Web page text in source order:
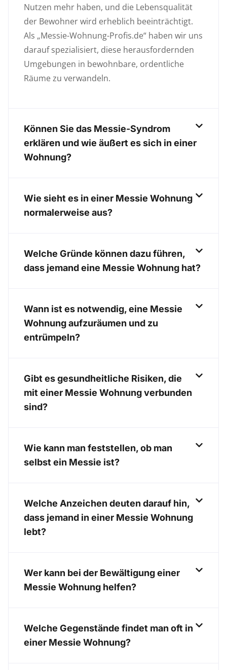
Nutzen mehr haben, und die Lebensqualität
der Bewohner wird erheblich beeinträchtigt.
Als „Messie-Wohnung-Profis.de“ haben wir uns
darauf spezialisiert, diese herausfordernden
Umgebungen in bewohnbare, ordentliche
Räume zu verwandeln.
Können Sie das Messie-Syndrom
erklären und wie äußert es sich in einer
Wohnung?
Wie sieht es in einer Messie Wohnung
normalerweise aus?
Welche Gründe können dazu führen,
dass jemand eine Messie Wohnung hat?
Wann ist es notwendig, eine Messie
Wohnung aufzuräumen und zu
entrümpeln?
Gibt es gesundheitliche Risiken, die
mit einer Messie Wohnung verbunden
sind?
Wie kann man feststellen, ob man
selbst ein Messie ist?
Welche Anzeichen deuten darauf hin,
dass jemand in einer Messie Wohnung
lebt?
Wer kann bei der Bewältigung einer
Messie Wohnung helfen?
Welche Gegenstände findet man oft in
einer Messie Wohnung?